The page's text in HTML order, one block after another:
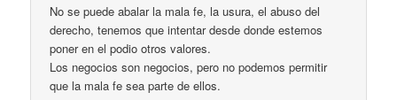
No se puede abalar la mala fe, la usura, el abuso del
derecho, tenemos que intentar desde donde estemos
poner en el podio otros valores.
Los negocios son negocios, pero no podemos permitir
que la mala fe sea parte de ellos.